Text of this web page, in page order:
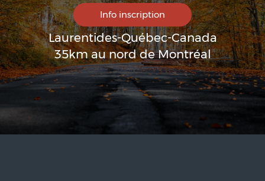
Info inscription
Laurentides-Québec-Canada
35km au nord de Montréal